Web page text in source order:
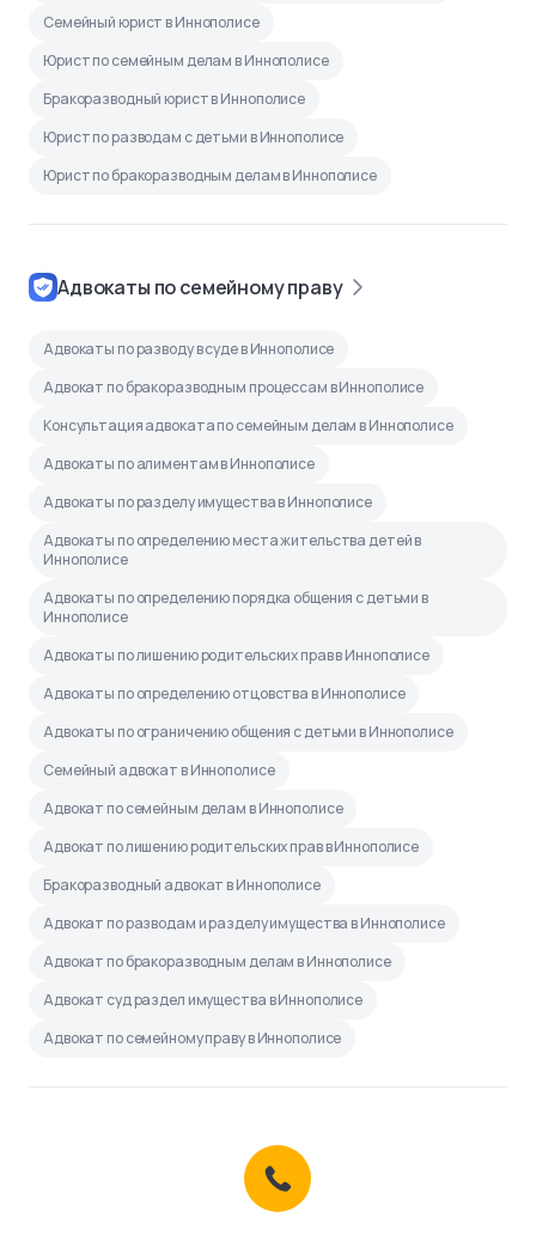
Семейный юрист в Иннополисе
Юрист по семейным делам в Иннополисе
Бракоразводный юрист в Иннополисе
Юрист по разводам с детьми в Иннополисе
Юрист по бракоразводным делам в Иннополисе
Адвокаты по семейному праву
Адвокаты по разводу в суде в Иннополисе
Адвокат по бракоразводным процессам в Иннополисе
Консультация адвоката по семейным делам в Иннополисе
Адвокаты по алиментам в Иннополисе
Адвокаты по разделу имущества в Иннополисе
Адвокаты по определению места жительства детей в
Иннополисе
Адвокаты по определению порядка общения с детьми в
Иннополисе
Адвокаты по лишению родительских прав в Иннополисе
Адвокаты по определению отцовства в Иннополисе
Адвокаты по ограничению общения с детьми в Иннополисе
Семейный адвокат в Иннополисе
Адвокат по семейным делам в Иннополисе
Адвокат по лишению родительских прав в Иннополисе
Бракоразводный адвокат в Иннополисе
Адвокат по разводам и разделу имущества в Иннополисе
Адвокат по бракоразводным делам в Иннополисе
Адвокат суд раздел имущества в Иннополисе
Адвокат по семейному праву в Иннополисе